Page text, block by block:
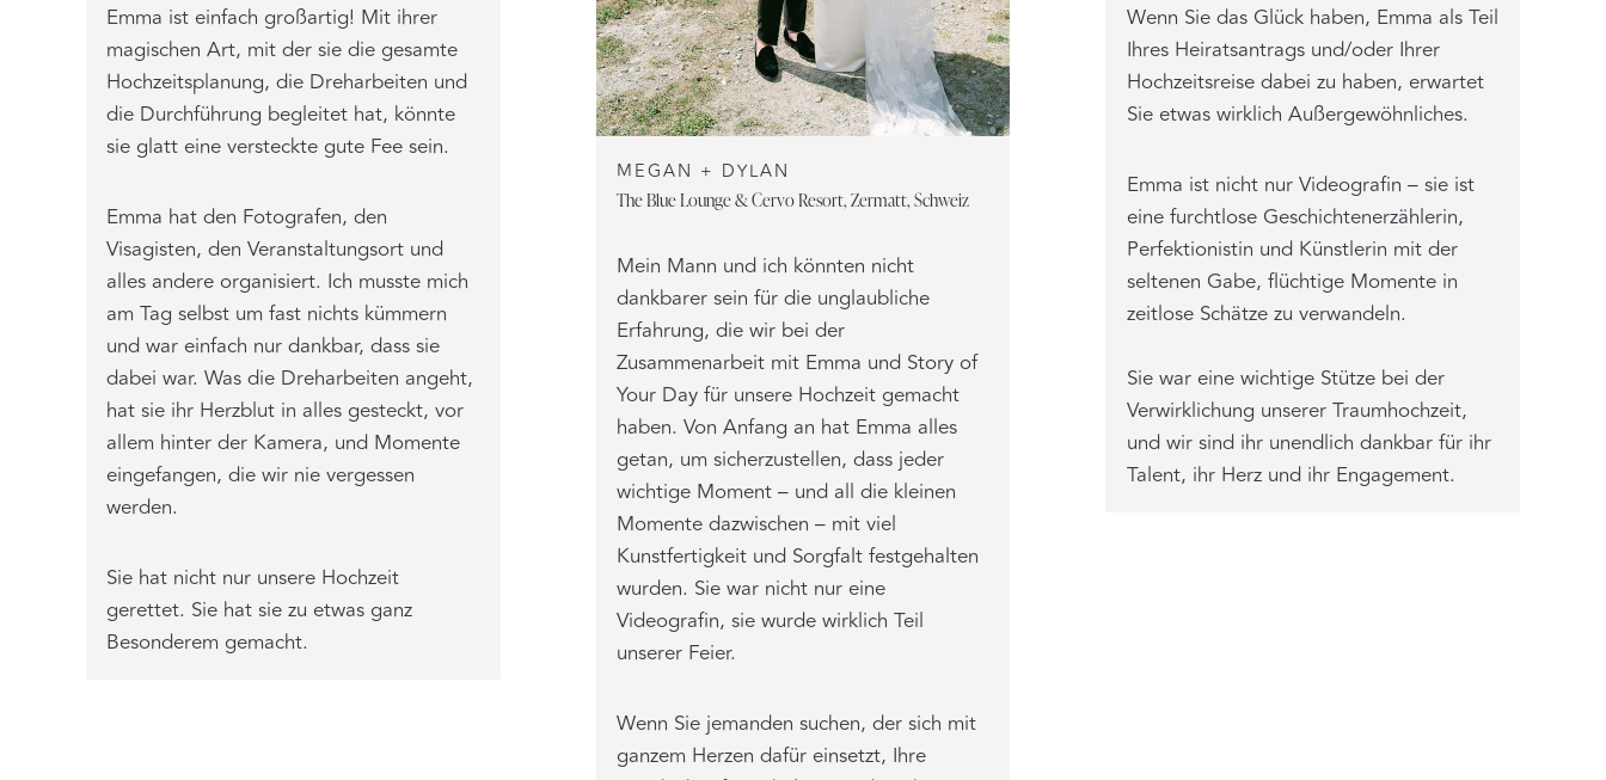
Emma ist einfach großartig! Mit ihrer
magischen Art, mit der sie die gesamte
Hochzeitsplanung, die Dreharbeiten und
die Durchführung begleitet hat, könnte
sie glatt eine versteckte gute Fee sein.
Emma hat den Fotografen, den
Visagisten, den Veranstaltungsort und
alles andere organisiert. Ich musste mich
am Tag selbst um fast nichts kümmern
und war einfach nur dankbar, dass sie
dabei war. Was die Dreharbeiten angeht,
hat sie ihr Herzblut in alles gesteckt, vor
allem hinter der Kamera, und Momente
eingefangen, die wir nie vergessen
werden.
Sie hat nicht nur unsere Hochzeit
gerettet. Sie hat sie zu etwas ganz
Besonderem gemacht.
MEGAN + DYLAN
The Blue Lounge & Cervo Resort, Zermatt, Schweiz
Mein Mann und ich könnten nicht
dankbarer sein für die unglaubliche
Erfahrung, die wir bei der
Zusammenarbeit mit Emma und Story of
Your Day für unsere Hochzeit gemacht
haben. Von Anfang an hat Emma alles
getan, um sicherzustellen, dass jeder
wichtige Moment – und all die kleinen
Momente dazwischen – mit viel
Kunstfertigkeit und Sorgfalt festgehalten
wurden. Sie war nicht nur eine
Videografin, sie wurde wirklich Teil
unserer Feier.
Wenn Sie jemanden suchen, der sich mit
ganzem Herzen dafür einsetzt, Ihre
Wenn Sie das Glück haben, Emma als Teil
Ihres Heiratsantrags und/oder Ihrer
Hochzeitsreise dabei zu haben, erwartet
Sie etwas wirklich Außergewöhnliches.
Emma ist nicht nur Videografin – sie ist
eine furchtlose Geschichtenerzählerin,
Perfektionistin und Künstlerin mit der
seltenen Gabe, flüchtige Momente in
zeitlose Schätze zu verwandeln.
Sie war eine wichtige Stütze bei der
Verwirklichung unserer Traumhochzeit,
und wir sind ihr unendlich dankbar für ihr
Talent, ihr Herz und ihr Engagement.